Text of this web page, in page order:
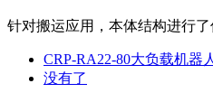
针对搬运应用，本体结构进行了
CRP-RA22-80大负载机器人
没有了